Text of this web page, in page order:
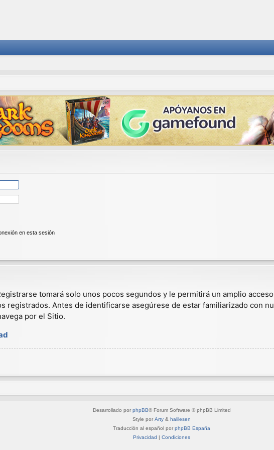
en esta sesión
tomará solo unos pocos segundos y le permitirá un amplio
registrados. Antes de identificarse asegúrese de estar familiarizado con
por el Sitio.
Desarrollado por phpBB® Forum Software © phpBB Limited
Style por Arty & halilesen
Traducción al español por phpBB España
Privacidad | Condiciones